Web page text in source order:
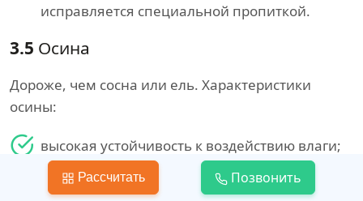
исправляется специальной пропиткой.
3.5 Осина
Дороже, чем сосна или ель. Характеристики
осины:
высокая устойчивость к воздействию влаги;
низкая вероятность растрескивания при
Рассчитать Позвонить